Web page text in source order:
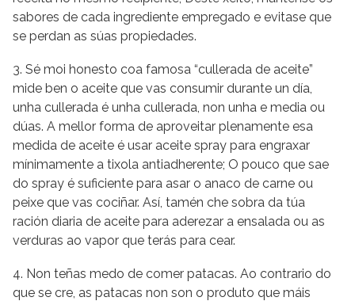
sabores de cada ingrediente empregado e evitase que
se perdan as súas propiedades.
3. Sé moi honesto coa famosa “cullerada de aceite”
mide ben o aceite que vas consumir durante un día,
unha cullerada é unha cullerada, non unha e media ou
dúas. A mellor forma de aproveitar plenamente esa
medida de aceite é usar aceite spray para engraxar
mínimamente a tixola antiadherente; O pouco que sae
do spray é suficiente para asar o anaco de carne ou
peixe que vas cociñar. Así, tamén che sobra da túa
ración diaria de aceite para aderezar a ensalada ou as
verduras ao vapor que terás para cear.
4. Non teñas medo de comer patacas. Ao contrario do
que se cre, as patacas non son o produto que máis